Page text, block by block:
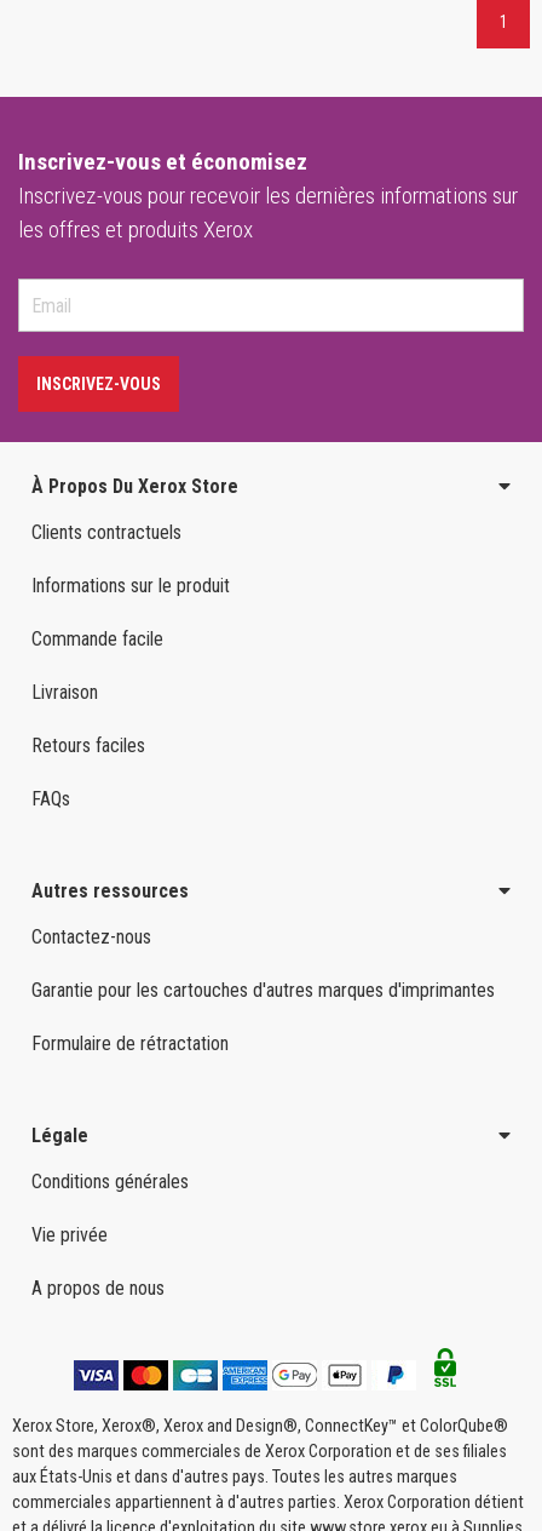
1
Inscrivez-vous et économisez
Inscrivez-vous pour recevoir les dernières informations sur
les offres et produits Xerox
INSCRIVEZ-VOUS
À Propos Du Xerox Store
Clients contractuels
Informations sur le produit
Commande facile
Livraison
Retours faciles
FAQs
Autres ressources
Contactez-nous
Garantie pour les cartouches d'autres marques d'imprimantes
Formulaire de rétractation
Légale
Conditions générales
Vie privée
A propos de nous
Xerox Store, Xerox®, Xerox and Design®, ConnectKey™ et ColorQube®
sont des marques commerciales de Xerox Corporation et de ses filiales
aux États-Unis et dans d'autres pays. Toutes les autres marques
commerciales appartiennent à d'autres parties. Xerox Corporation détient